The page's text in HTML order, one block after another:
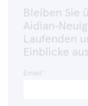
Bleiben Sie
Laufenden
Einblicke
Email